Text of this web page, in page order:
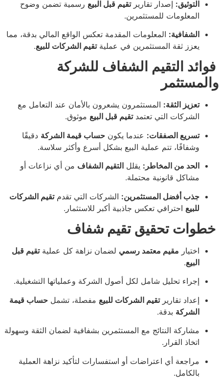
إصدار تقاريرتقيم قبل البيعرسمية تضمن وضوح
للمستثمرين.
المعلومات المقدمة تعكس الواقع المالي بدقة، مما
ثقة المستثمرين في عمليةتقيم الشركات للبيع.
التقيم الشفاف للشركة
الثقة:المستثمرون يشعرون بالأمان عند التعامل مع
التي تعتمدتقيم قبل البيعموثوق.
الصفقات: عندما يكونحساب قيمة الشركةدقيقًا
تتم عملية البيع بشكل أسرع وأكثر سلاسة.
من المخاطر: يقللالتقيم الشفافمن أي نزاعات أو
قانونية محتملة.
أفضل المستثمرين:الشركات التي تقدمتقيم الشركات
احترافي تعكس جاذبية أكبر للاستثمار.
تحقيق تقيم شفاف
مقيم معتمد رسميلضمان نزاهة كل عمليةتقيم قبل
تحليل شامل لكل أصول الشركة وعملياتها التشغيلية.
تقاريرتقيم الشركات للبيع مفصلة، تشملحساب قيمة
بدقة.
النتائج مع المستثمرين بشفافية لضمان الثقة وسهولة
القرار.
أي اعتراضات أو استفسارات لتأكيد نزاهة العملية